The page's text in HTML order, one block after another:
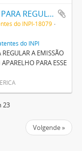
UM NOVO PROCESSO PARA REGULAR A EMISSÃO DE RAIOS CATHODICOS E UM APPARELHO PARA ESSE FIM
do INPI-18079
do INPI
A EMISSÃO
PARA ESSE
23
Volgende »